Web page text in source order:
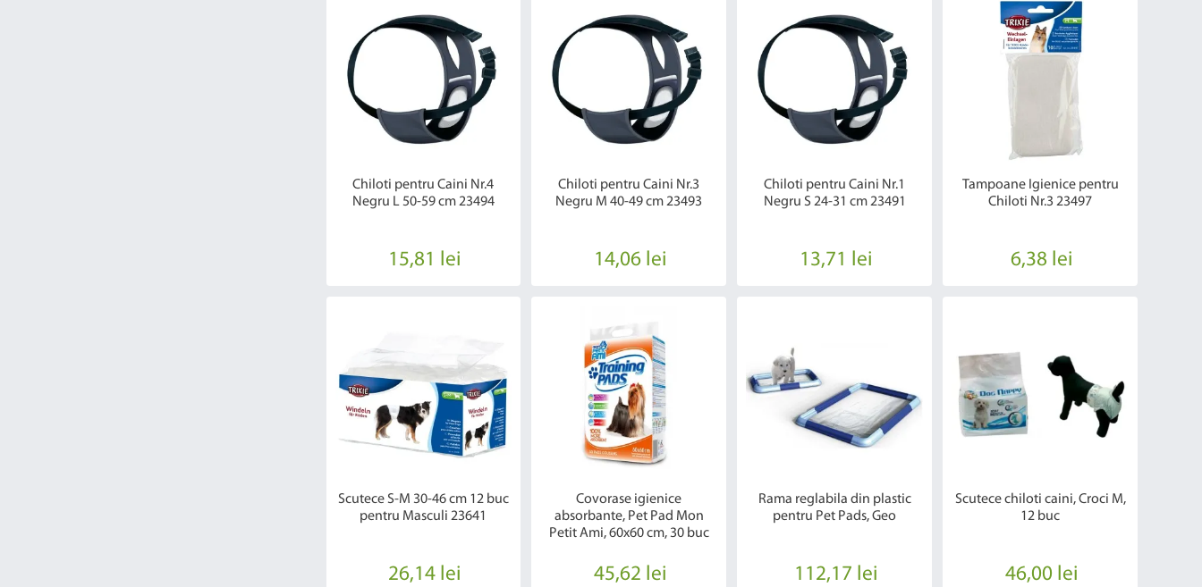
Chiloti pentru Caini Nr.4
Negru L 50-59 cm 23494
15,81 lei
Chiloti pentru Caini Nr.3
Negru M 40-49 cm 23493
14,06 lei
Chiloti pentru Caini Nr.1
Negru S 24-31 cm 23491
13,71 lei
Tampoane Igienice pentru
Chiloti Nr.3 23497
6,38 lei
Scutece S-M 30-46 cm 12 buc
pentru Masculi 23641
26,14 lei
Covorase igienice
absorbante, Pet Pad Mon
Petit Ami, 60x60 cm, 30 buc
45,62 lei
Rama reglabila din plastic
pentru Pet Pads, Geo
112,17 lei
Scutece chiloti caini, Croci M,
12 buc
46,00 lei